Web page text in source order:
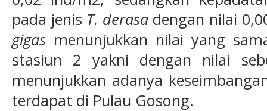
pada jenis T. derasadengan nilai
gigas menunjukkan nilai yang
stasiun 2 yakni dengan nilai
menunjukkan adanya
terdapat di Pulau Gosong.